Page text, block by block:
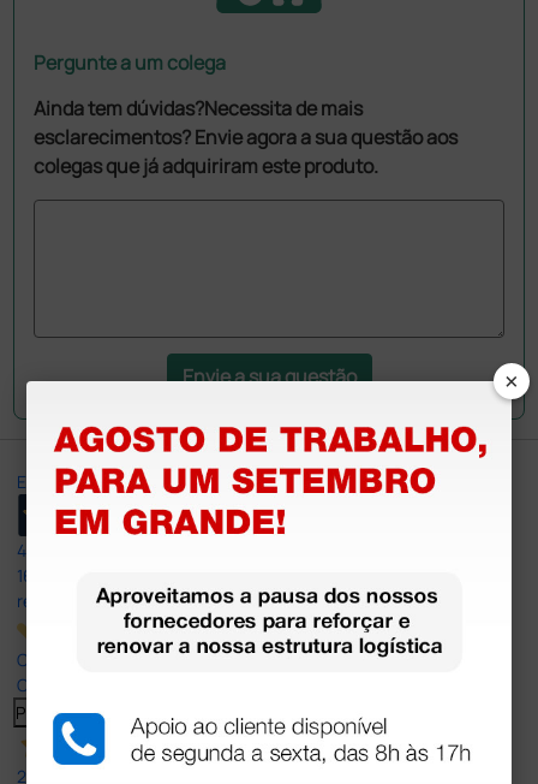
Pergunte a um colega
Ainda tem dúvidas?Necessita de mais
esclarecimentos? Envie agora a sua questão aos
colegas que já adquiriram este produto.
Envie a sua questão
Excellent
4,8
165
reviews
Our 4 and 5 star reviews.
Click here to read them all >
Previous Next
27 Jul 2026
×